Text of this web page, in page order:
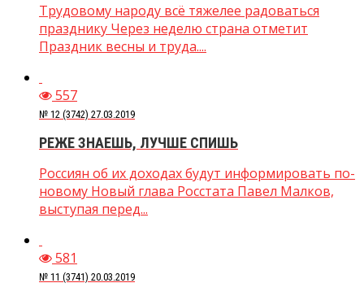
Трудовому народу всё тяжелее радоваться
празднику Через неделю страна отметит
Праздник весны и труда....
557
№ 12 (3742) 27.03.2019
РЕЖЕ ЗНАЕШЬ, ЛУЧШЕ СПИШЬ
Россиян об их доходах будут информировать по-
новому Новый глава Росстата Павел Малков,
выступая перед...
581
№ 11 (3741) 20.03.2019